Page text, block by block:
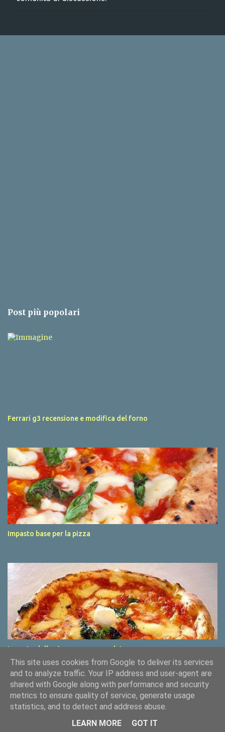
c
Post più popolari
Ferrari g3 recensione e modifica del forno
Impasto base per la pizza
Impasto della pizza verace napoletana
Powered by Blogger
© Luca Bucciarelli 2014-2020
This site uses cookies from Google to deliver its services
and to analyze traffic. Your IP address and user-agent are
shared with Google along with performance and security
metrics to ensure quality of service, generate usage
statistics, and to detect and address abuse.
LEARN MORE
GOT IT